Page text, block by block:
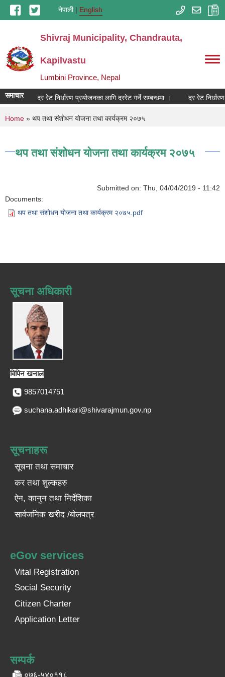
Skip to main contentनेपाली English
Shivraj Municipality, Chandrauta,
Kapilvastu
Lumbini Province, Nepal
समाचार दर रेट निर्धारण प्रयोजनका लागि दररेट गर्ने सम्बन्धमा । दर रेट
You are here
Home » थप तथा संशोधन योजना तथा कार्यक्रम २०७५
थप तथा संशोधन योजना तथा कार्यक्रम २०७५
Submitted on: Thu, 04/04/2019 - 11:42
Documents:
थप तथा संशोधन योजना तथा कार्यक्रम २०७५.pdf
सूचना अधिकारी
विपिन खनाल
9857014751
suchana.adhikari@shivarajmun.gov.np
सूचनाहरू
सूचना तथा समाचार
कर तथा शुल्कहरु
ऐन, कानुन तथा निर्देशिका
सार्वजनिक खरीद /बोलपत्र
eGov services
Vital Registration
Social Security
Citizen Charter
Application Letter
सम्पर्क
०७६-५४०११८